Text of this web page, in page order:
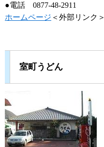
●電話 0877-48-2911
ホームページ ＜外部リンク＞
室町うどん